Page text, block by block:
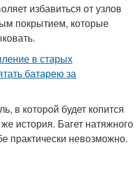
избавиться от узлов
покрытием, которые
в которой будет копится
история. Багет натяжного
практически невозможно.